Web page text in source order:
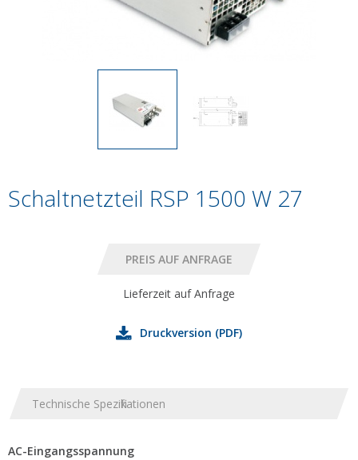
Schaltnetzteil RSP 1500 W 27
Lieferzeit auf Anfrage
Druckversion (PDF)
Technische Spezifikationen
AC-Eingangsspannung